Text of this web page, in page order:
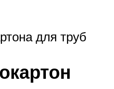
для труб